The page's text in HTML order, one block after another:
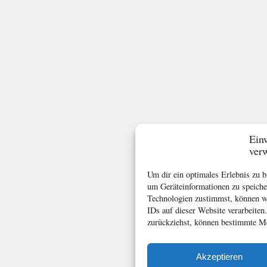
Um dir ein optimales Erlebnis zu
um Geräteinformationen zu
Technologien zustimmst, können
IDs auf dieser Website
zurückziehst, können bestimmte
Akzeptieren